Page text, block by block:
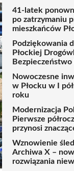
41-latek
po zatrzymaniu
mieszkańców
Podziękowania
Płockiej
Bezpieczeństwo
Nowoczesne
w Płocku w I
roku
Modernizacja
Pierwsze
przynosi
Wznowienie
Archiwa X –
rozwiązania